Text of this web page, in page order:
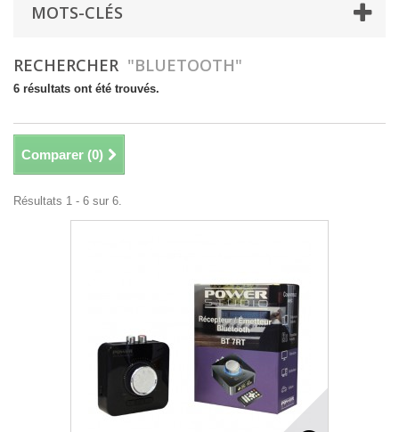
MOTS-CLÉS
RECHERCHER "BLUETOOTH"
6 résultats ont été trouvés.
Comparer (0)
Résultats 1 - 6 sur 6.